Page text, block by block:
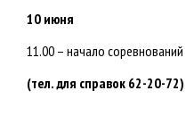
10 июня
11.00 – начало соревнований
(тел. для справок 62-20-72)